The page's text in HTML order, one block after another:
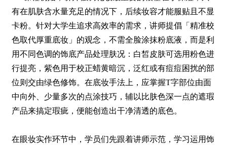
有在肌肤含水量充足的情况下，后续妆容才能服贴且不显
卡粉。针对大学生追求高效率的需求，讲师提倡「精准校
色取代厚重底妆」的观念，不需全脸涂抹粉底液，而是利
用不同色调的饰底产品处理肤况：白皙皮肤可选用粉色进
行提亮，紫色用于校正蜡黄暗沉，泛红或有痘痘困扰的部
位则交由绿色修饰。在底妆手法上，应掌握T字部位由面
中向外、少量多次的点涂技巧，辅以比肤色深一点的遮瑕
产品来搞定瑕疵，便能创造出干净清透的底色。
在眼妆实作环节中，学员们先跟着讲师示范，学习运用饰